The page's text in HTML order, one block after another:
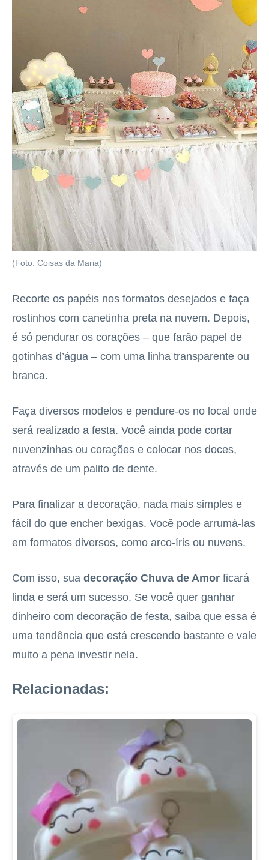
(Foto: Coisas da Maria)
Recorte os papéis nos formatos desejados e faça
rostinhos com canetinha preta na nuvem. Depois,
é só pendurar os corações – que farão papel de
gotinhas d’água – com uma linha transparente ou
branca.
Faça diversos modelos e pendure-os no local onde
será realizado a festa. Você ainda pode cortar
nuvenzinhas ou corações e colocar nos doces,
através de um palito de dente.
Para finalizar a decoração, nada mais simples e
fácil do que encher bexigas. Você pode arrumá-las
em formatos diversos, como arco-íris ou nuvens.
Com isso, sua decoração Chuva de Amor ficará
linda e será um sucesso. Se você quer ganhar
dinheiro com decoração de festa, saiba que essa é
uma tendência que está crescendo bastante e vale
muito a pena investir nela.
Relacionadas: